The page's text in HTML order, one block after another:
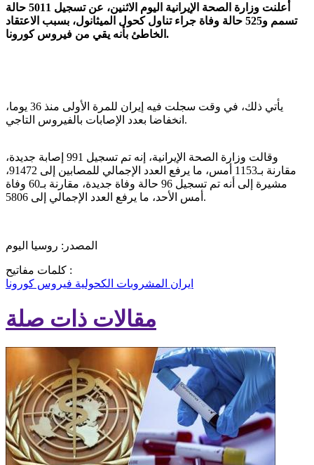
أعلنت وزارة الصحة الإيرانية اليوم الاثنين، عن تسجيل 5011 حالة
تسمم و525 حالة وفاة جراء تناول كحول الميثانول، بسبب الاعتقاد
الخاطئ بأنه يقي من فيروس كورونا.
يأتي ذلك، في وقت سجلت فيه إيران للمرة الأولى منذ 36 يوما،
انخفاضا بعدد الإصابات بالفيروس التاجي.
وقالت وزارة الصحة الإيرانية، إنه تم تسجيل 991 إصابة جديدة،
مقارنة بـ1153 أمس، ما يرفع العدد الإجمالي للمصابين إلى 91472،
مشيرة إلى أنه تم تسجيل 96 حالة وفاة جديدة، مقارنة بـ60 وفاة
أمس الأحد، ما يرفع العدد الإجمالي إلى 5806.
المصدر: روسيا اليوم
كلمات مفاتيح :
ايران المشروبات الكحولية فيروس كورونا
مقالات ذات صلة